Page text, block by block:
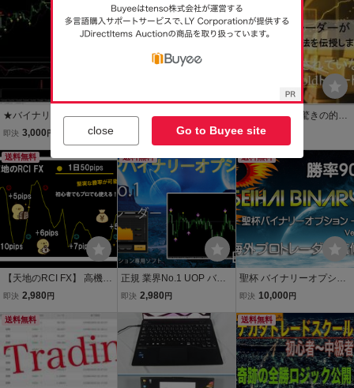
ndows11Pro搭載★
プション サインツール・
パラメーター変更可】
ンジケーター バイナリー
オプション
★バイナリーオプション1
分取引専用★高性能★イ
ンジケーター★サイン/音♪
ウインドウでお知らせ★
逆張りサイン有り★MT4
全通貨対応★
即決 3,000 円
■圧倒的な軽さと性能■第1
3世代Corei7-1370P■LIFE
BOOK U9313/MW[3.9GH
z/16G/256GB]■大容量メ
モリSSD■Windows11Pro
搭載■
円
FX★ Goldを驚きの的確
さでトレンドに乗ります
１時間足Gold専用でカス
タマイズした米国発サイ
ンインジ装備 デイト
レ インジケーター
即決 969
送料無料
【天地のRCI FX】 高機能
RCIインジケーターから導
手法 スキャルピング・デ
イトレード サインツー
ル・シグナルツール
即決 2,980 円
送料無料
正規 業界No.1 UOP バイ
ナリーオプション 1＆2.3
ハイローオーストラリア
インジケーター ツール 必
勝法 専用MT4付
即決 2,980 円
送料無料
聖杯 バイナリーオプショ
ン 平均勝率90% サインツ
ジケーター トレード 必勝
法 MT5 MT4
即決 10,000 円
送料無料 送料無料
close Go to Buyee site